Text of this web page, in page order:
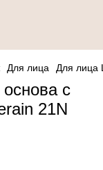
Для лица Для лица
с
21N